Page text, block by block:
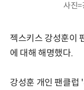
사진
젝스키스 강성훈이
에 대해 해명했다.
강성훈 개인 팬클